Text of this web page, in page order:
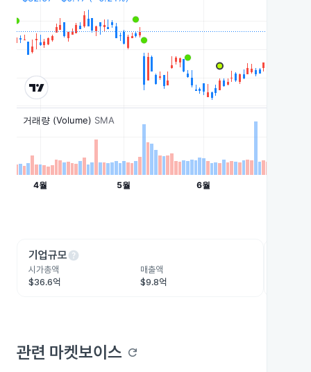
기업규모help
시가총액
$36.6억
매출액
$9.8억
관련 마켓보이스 refresh